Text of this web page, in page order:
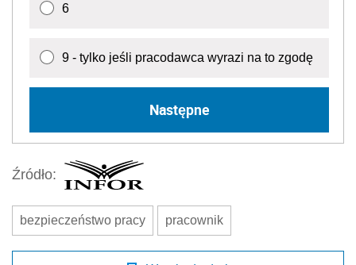
6
9 - tylko jeśli pracodawca wyrazi na to zgodę
Następne
Źródło:
bezpieczeństwo pracy pracownik